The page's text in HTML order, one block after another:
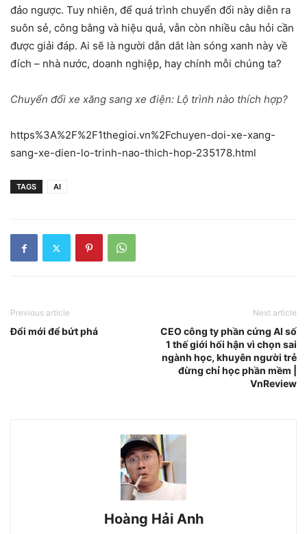
đảo ngược. Tuy nhiên, để quá trình chuyển đổi này diễn ra
suôn sẻ, công bằng và hiệu quả, vẫn còn nhiều câu hỏi cần
được giải đáp. Ai sẽ là người dẫn dắt làn sóng xanh này về
đích – nhà nước, doanh nghiệp, hay chính mỗi chúng ta?
Chuyển đổi xe xăng sang xe điện: Lộ trình nào thích hợp?
https%3A%2F%2F1thegioi.vn%2Fchuyen-doi-xe-xang-
sang-xe-dien-lo-trinh-nao-thich-hop-235178.html
TAGS AI
Previous article
Đổi mới để bứt phá
Next article
CEO công ty phần cứng AI số
1 thế giới hối hận vì chọn sai
ngành học, khuyên người trẻ
đừng chỉ học phần mềm |
VnReview
Hoàng Hải Anh